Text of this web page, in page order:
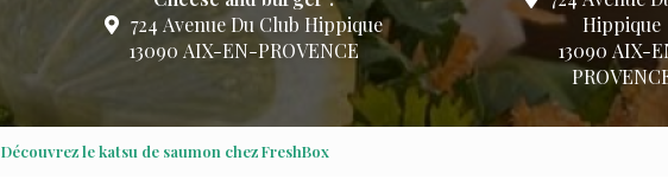
724 Avenue Du Club Hippique
13090 AIX-EN-PROVENCE
Hippique
13090 AIX-
Découvrez le katsu de saumon chez FreshBox